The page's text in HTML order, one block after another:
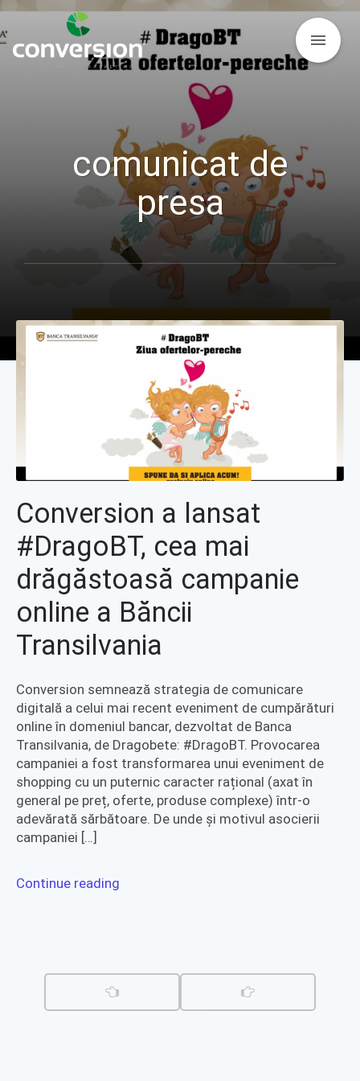
menu
comunicat de
presa
Conversion a lansat
#DragoBT, cea mai
drăgăstoasă campanie
online a Băncii
Transilvania
Conversion semnează strategia de comunicare
digitală a celui mai recent eveniment de cumpărături
online în domeniul bancar, dezvoltat de Banca
Transilvania, de Dragobete: #DragoBT. Provocarea
campaniei a fost transformarea unui eveniment de
shopping cu un puternic caracter rațional (axat în
general pe preț, oferte, produse complexe) într-o
adevărată sărbătoare. De unde și motivul asocierii
campaniei […]
Continue reading